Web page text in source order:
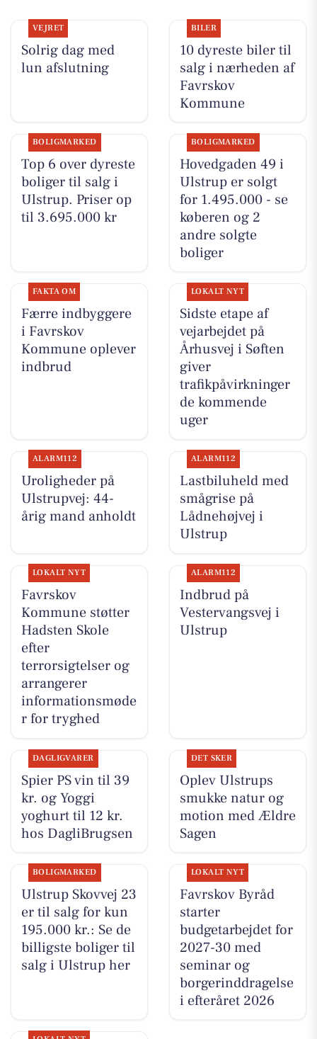
VEJRET
Solrig dag med
lun afslutning
BILER
10 dyreste biler til
salg i nærheden af
Favrskov
Kommune
BOLIGMARKED
Top 6 over dyreste
boliger til salg i
Ulstrup. Priser op
til 3.695.000 kr
BOLIGMARKED
Hovedgaden 49 i
Ulstrup er solgt
for 1.495.000 - se
køberen og 2
andre solgte
boliger
FAKTA OM
Færre indbyggere
i Favrskov
Kommune oplever
indbrud
LOKALT NYT
Sidste etape af
vejarbejdet på
Århusvej i Søften
giver
trafikpåvirkninger
de kommende
uger
ALARM112
Uroligheder på
Ulstrupvej: 44-
årig mand anholdt
ALARM112
Lastbiluheld med
smågrise på
Lådnehøjvej i
Ulstrup
LOKALT NYT
Favrskov
Kommune støtter
Hadsten Skole
efter
terrorsigtelser og
arrangerer
informationsmøde
r for tryghed
ALARM112
Indbrud på
Vestervangsvej i
Ulstrup
DAGLIGVARER
Spier PS vin til 39
kr. og Yoggi
yoghurt til 12 kr.
hos DagliBrugsen
DET SKER
Oplev Ulstrups
smukke natur og
motion med Ældre
Sagen
BOLIGMARKED
Ulstrup Skovvej 23
er til salg for kun
195.000 kr.: Se de
billigste boliger til
salg i Ulstrup her
LOKALT NYT
Favrskov Byråd
starter
budgetarbejdet for
2027-30 med
seminar og
borgerinddragelse
i efteråret 2026